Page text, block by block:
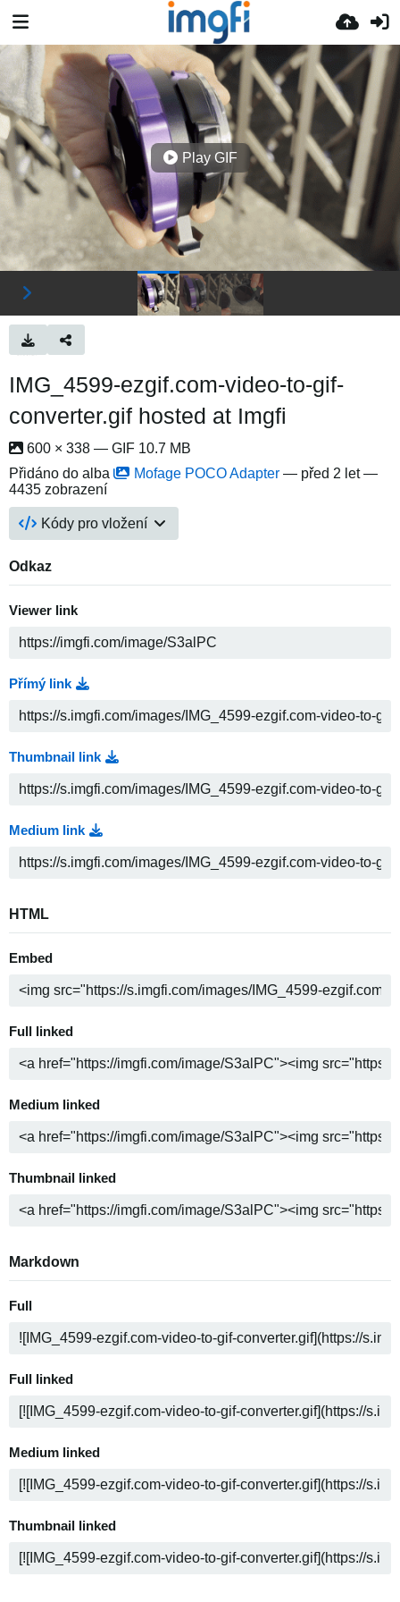
Play GIF
IMG_4599-ezgif.com-video-to-gif-
converter.gif hosted at Imgfi
600 × 338 — GIF 10.7 MB
Přidáno do alba
Mofage POCO Adapter — před 2 let—
4435 zobrazení
Kódy pro vložení
Odkaz
Viewer link
Přímý link
Thumbnail link
Medium link
HTML
Embed
Full linked
Medium linked
Thumbnail linked
Markdown
Full
Full linked
Medium linked
Thumbnail linked